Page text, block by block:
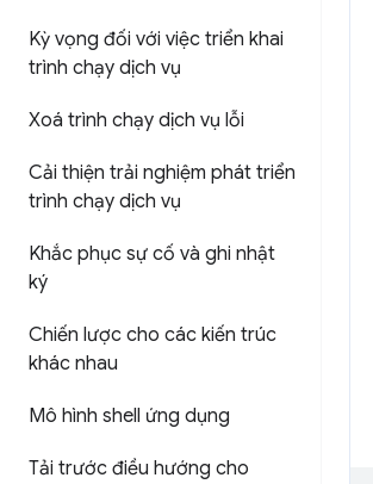
Kỳ vọng đối với việc triển khai
trình chạy dịch vụ
Xoá trình chạy dịch vụ lỗi
Cải thiện trải nghiệm phát triển
trình chạy dịch vụ
Khắc phục sự cố và ghi nhật
ký
Chiến lược cho các kiến trúc
khác nhau
Mô hình shell ứng dụng
Tải trước điều hướng cho